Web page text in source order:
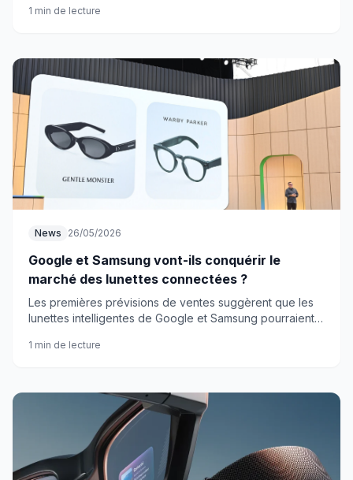
réfléchit.
1 min de lecture
News 26/05/2026
Google et Samsung vont-ils conquérir le
marché des lunettes connectées ?
Les premières prévisions de ventes suggèrent que les
lunettes intelligentes de Google et Samsung pourraient
d'année.
1 min de lecture